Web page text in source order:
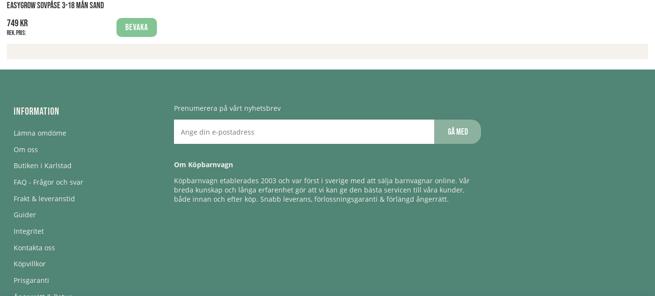
EASYGROW SOVPÅSE 3-18 MÅN SAND
749 kr
Rek. pris:
Bevaka
Information
Lämna omdöme
Om oss
Butiken i Karlstad
FAQ - Frågor och svar
Frakt & leveranstid
Guider
Integritet
Kontakta oss
Köpvillkor
Prisgaranti
Prenumerera på vårt nyhetsbrev
Gå med
Om Köpbarnvagn
Köpbarnvagn etablerades 2003 och var först i sverige med att sälja barnvagnar online. Vår
breda kunskap och långa erfarenhet gör att vi kan ge den bästa servicen till våra kunder,
både innan och efter köp. Snabb leverans, förlossningsgaranti & förlängd ångerrätt.